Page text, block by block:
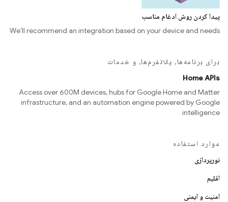
پیدا کردن روش ادغام مناسب
We’ll recommend an integration based on your device and needs
برای برنامه‌ها، پلاتفرم‌ها، و خدمات
Home APIs
Access over 600M devices, hubs for Google Home and Matter
infrastructure, and an automation engine powered by Google
intelligence
موارد استفاده
نورپردازی
اقلیم
امنیت و ایمنی